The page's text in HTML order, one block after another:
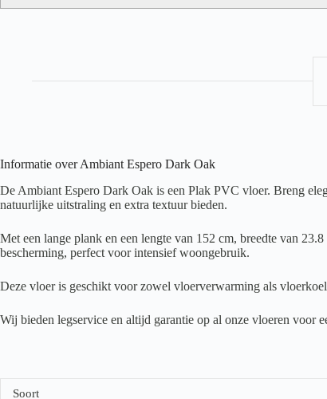
Informatie over Ambiant Espero Dark Oak
De Ambiant Espero Dark Oak is een Plak PVC vloer. Breng
natuurlijke uitstraling en extra textuur bieden.
Met een lange plank en een lengte van 152 cm, breedte van
bescherming, perfect voor intensief woongebruik.
Deze vloer is geschikt voor zowel vloerverwarming als
Wij bieden legservice en altijd garantie op al onze vloeren voor
Soort